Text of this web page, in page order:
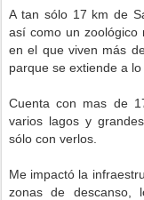
A tan sólo 17 km de
así como un zoológico
en el que viven más
parque se extiende a
Cuenta con mas de
varios lagos y
sólo con verlos.
Me impactó la
zonas de descanso,